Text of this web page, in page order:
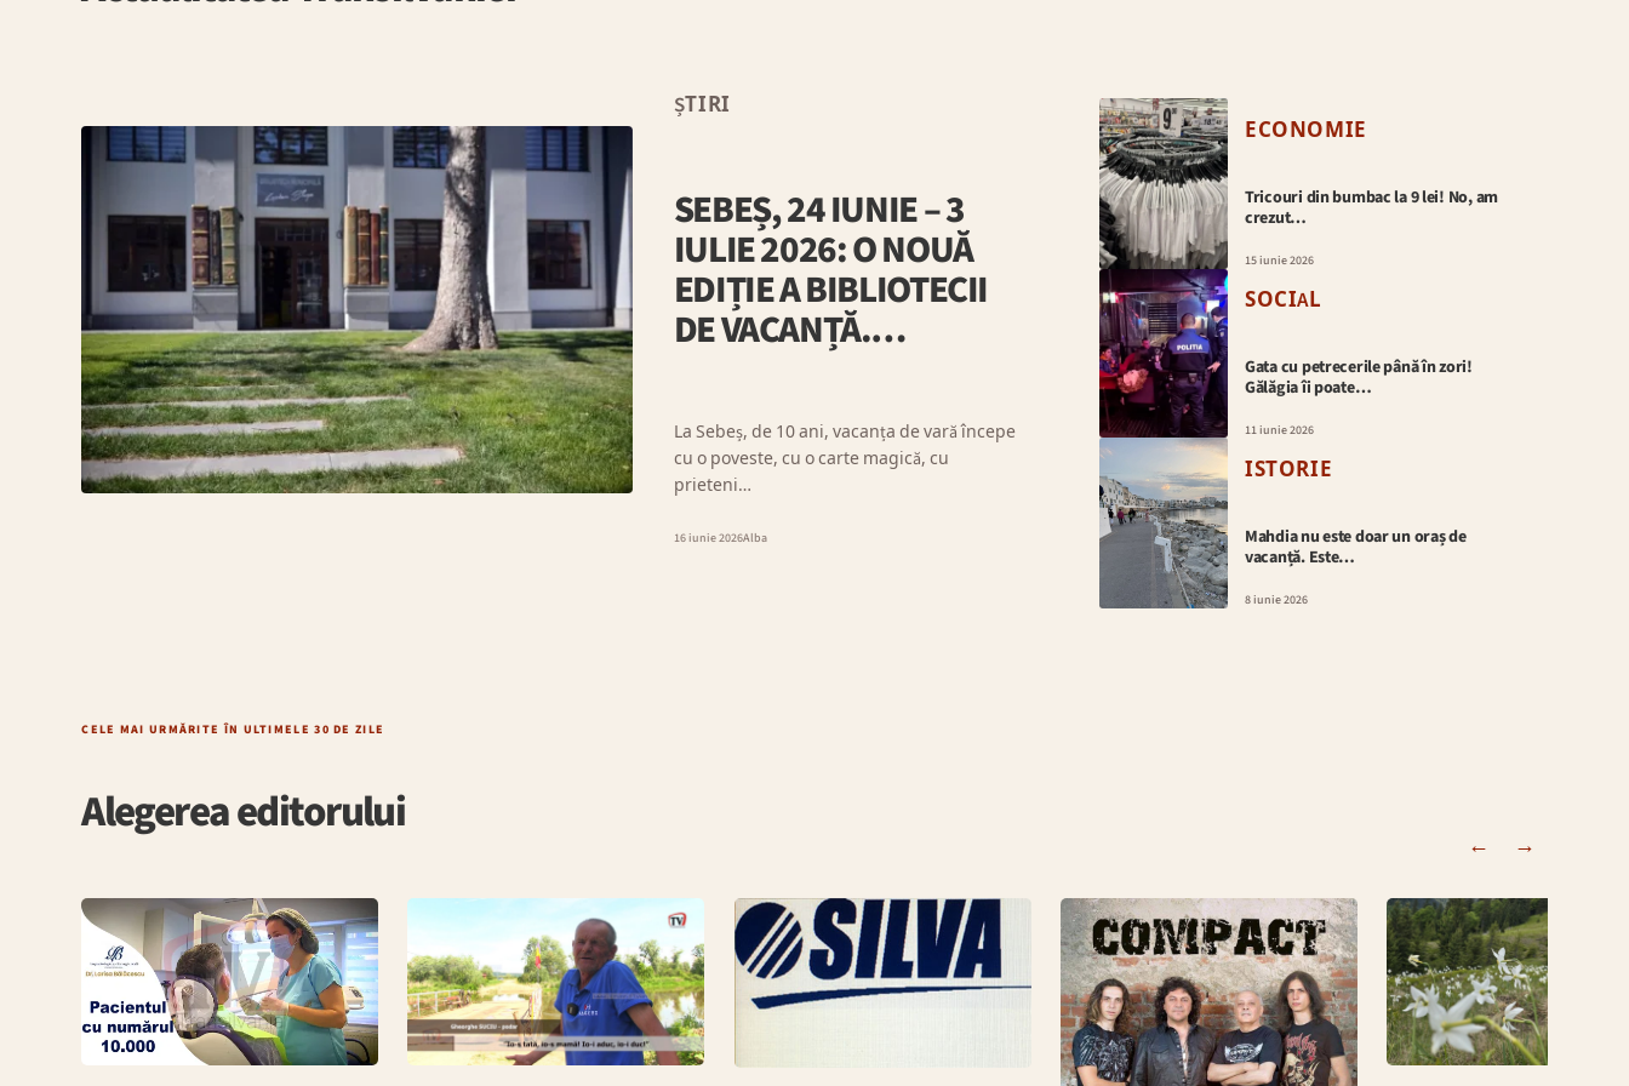
ȘTIRI
SEBEȘ, 24 IUNIE – 3
IULIE 2026: O NOUĂ
EDIȚIE A BIBLIOTECII
DE VACANȚĂ.…
La Sebeș, de 10 ani, vacanța de vară începe
cu o poveste, cu o carte magică, cu
prieteni…
16 iunie 2026Alba
ECONOMIE
Tricouri din bumbac la 9 lei! No, am
crezut…
15 iunie 2026
SOCIAL
Gata cu petrecerile până în zori!
Gălăgia îi poate…
11 iunie 2026
ISTORIE
Mahdia nu este doar un oraș de
vacanță. Este…
8 iunie 2026
CELE MAI URMĂRITE ÎN ULTIMELE 30 DE ZILE
Alegerea editorului
← →